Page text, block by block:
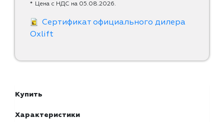
* Цена с НДС на 05.08.2026.
Cертификат официального дилера
Oxlift
Купить
Характеристики